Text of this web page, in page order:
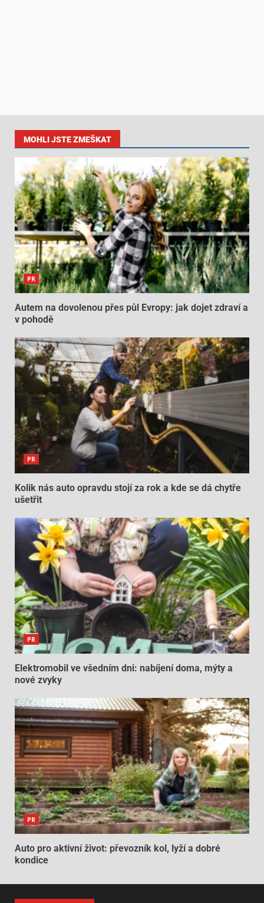
MOHLI JSTE ZMEŠKAT
PR
Autem na dovolenou přes půl Evropy: jak dojet zdraví a
v pohodě
PR
Kolik nás auto opravdu stojí za rok a kde se dá chytře
ušetřit
PR
Elektromobil ve všedním dni: nabíjení doma, mýty a
nové zvyky
PR
Auto pro aktivní život: převozník kol, lyží a dobré
kondice